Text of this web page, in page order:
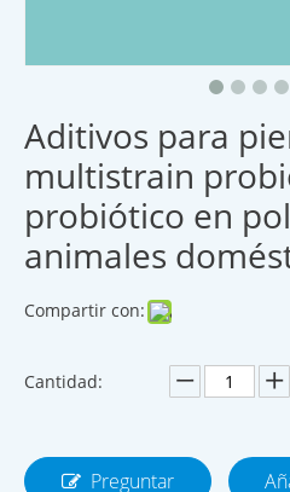
Aditivos para
multistrain
probiótico en
animales
Compartir con:
Cantidad:
Preguntar